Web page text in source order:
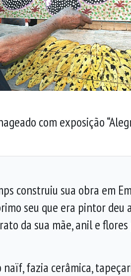
com exposição
construiu sua obra em
seu que era pintor deu
da sua mãe, anil e
fazia cerâmica,